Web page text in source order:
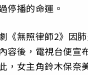
停播的命運。
《無照律師2》因
容後，電視台便
，女主角鈴木保奈